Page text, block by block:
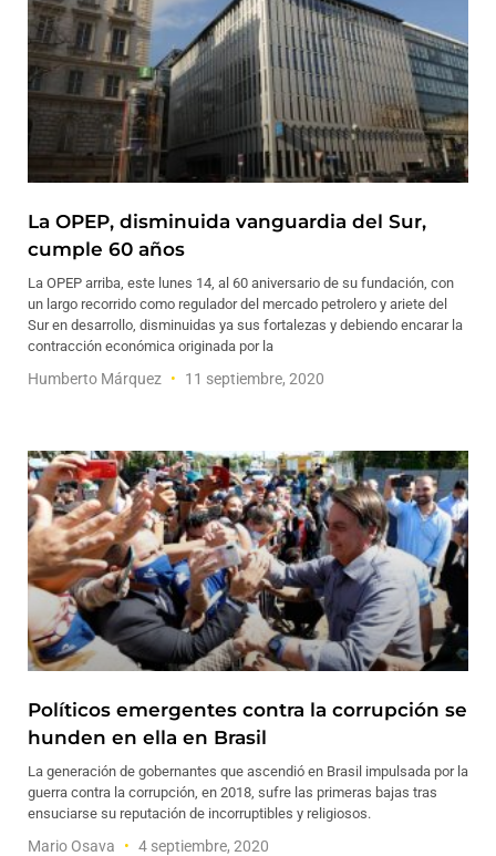
La OPEP, disminuida vanguardia del Sur,
cumple 60 años
La OPEP arriba, este lunes 14, al 60 aniversario de su fundación, con
un largo recorrido como regulador del mercado petrolero y ariete del
Sur en desarrollo, disminuidas ya sus fortalezas y debiendo encarar la
contracción económica originada por la
Humberto Márquez 11 septiembre, 2020
Políticos emergentes contra la corrupción se
hunden en ella en Brasil
La generación de gobernantes que ascendió en Brasil impulsada por la
guerra contra la corrupción, en 2018, sufre las primeras bajas tras
ensuciarse su reputación de incorruptibles y religiosos.
Mario Osava 4 septiembre, 2020